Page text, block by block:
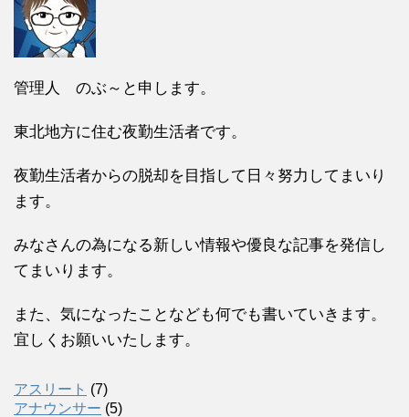
管理人 のぶ～と申します。
東北地方に住む夜勤生活者です。
夜勤生活者からの脱却を目指して日々努力してまいり
ます。
みなさんの為になる新しい情報や優良な記事を発信し
てまいります。
また、気になったことなども何でも書いていきます。
宜しくお願いいたします。
アスリート (7)
アナウンサー (5)